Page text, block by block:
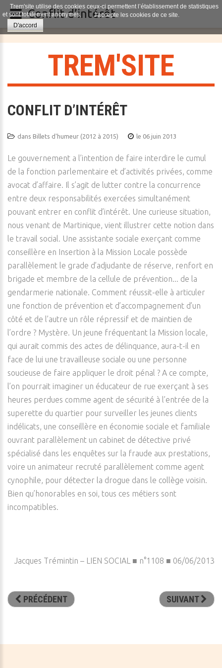
TREM'SITE
CONFLIT D’INTÉRÊT
dans Billets d'humeur (2012 à 2015) le 06 juin 2013
Le gouvernement a l’intention de faire interdire le cumul
de la fonction parlementaire et d’activités privées, comme
avocat d’affaire. Il s’agit de lutter contre la concurrence
entre deux responsabilités exercées simultanément
pouvant entrer en conflit d’intérêt. Une curieuse situation,
nous venant de Martinique, vient illustrer cette notion dans
le travail social. Une assistante sociale exerçant comme
conseillère en Insertion à la Mission Locale possède
parallèlement le grade d’adjudante de réserve, renfort en
brigade et membre de la cellule de prévention... de la
gendarmerie nationale. Comment réussit-elle à articuler
une fonction de prévention et d’accompagnement d’un
côté et de l’autre un rôle répressif et de maintien de
l’ordre ? Mystère. Un jeune fréquentant la Mission locale,
qui aurait commis des actes de délinquance, aura-t-il en
face de lui une travailleuse sociale ou une personne
soucieuse de faire appliquer le droit pénal ? A ce compte,
l’on pourrait imaginer un éducateur de rue exerçant à ses
heures perdues comme agent de sécurité à l’entrée de la
superette du quartier pour surveiller les jeunes clients
indélicats, une conseillère en économie sociale et familiale
ouvrant parallèlement un cabinet de détective privé
spécialisé dans les enquêtes sur la fraude aux prestations,
voire un animateur recruté parallèlement comme agent
cynophile, pour détecter la drogue dans le collège voisin.
Bien qu’honorables en soi, tous ces métiers sont
incompatibles.
Jacques Trémintin – LIEN SOCIAL ■ n°1108 ■ 06/06/2013
PRÉCÉDENT SUIVANT
Trem'site utilise des cookies ceux-ci permettent l’établissement de statistiques
et sont totalement anonymes.
J'accepte les cookies de ce site.
D'accord
Conflit d’intérêt